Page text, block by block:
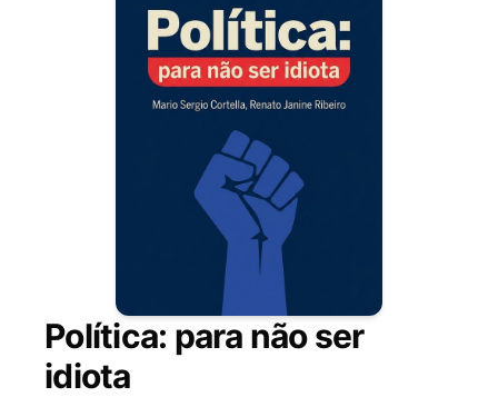
Política: para não ser
idiota